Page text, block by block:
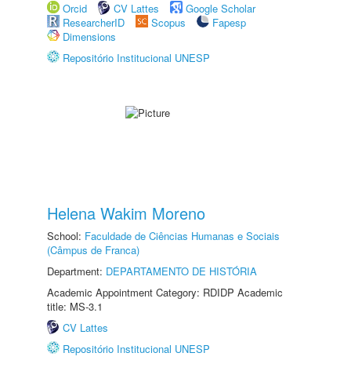
Orcid
CV Lattes
Google Scholar
ResearcherID
Scopus
Fapesp
Dimensions
Repositório Institucional UNESP
Helena Wakim Moreno
School: Faculdade de Ciências Humanas e Sociais
(Câmpus de Franca)
Department: DEPARTAMENTO DE HISTÓRIA
Academic Appointment Category: RDIDP Academic
title: MS-3.1
CV Lattes
Repositório Institucional UNESP